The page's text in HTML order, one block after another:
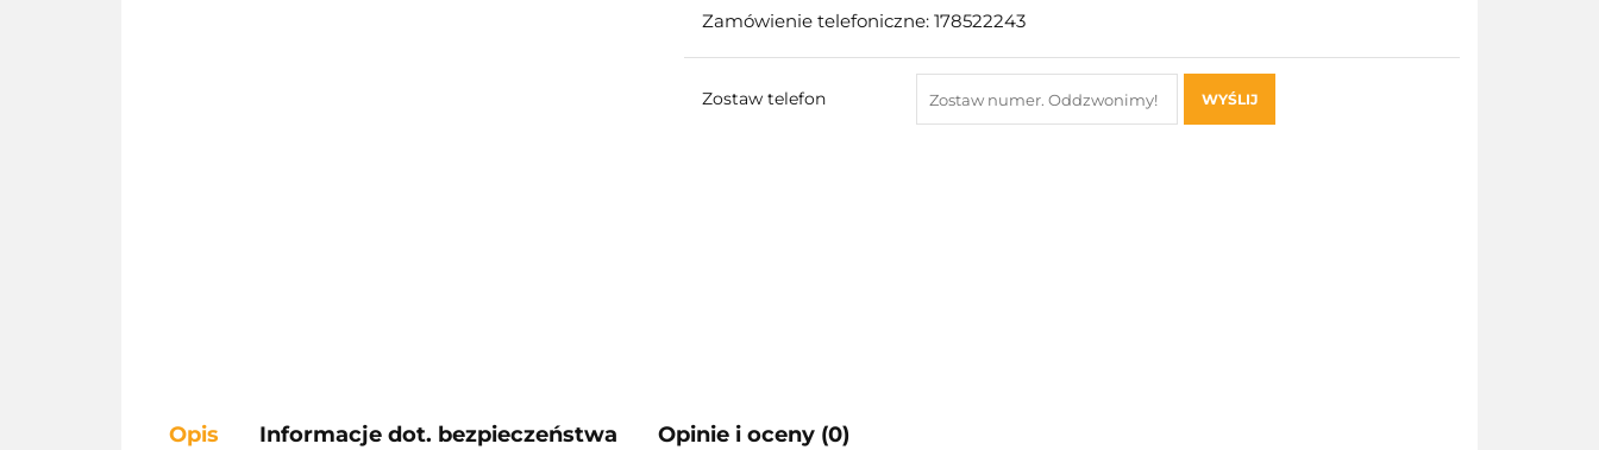
Zamówienie telefoniczne: 178522243
Zostaw telefon WYŚLIJ
Opis Informacje dot. bezpieczeństwa Opinie i oceny (0)